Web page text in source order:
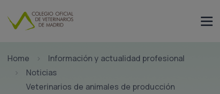
Home
Información y actualidad profesional
Noticias
Veterinarios de animales de producción